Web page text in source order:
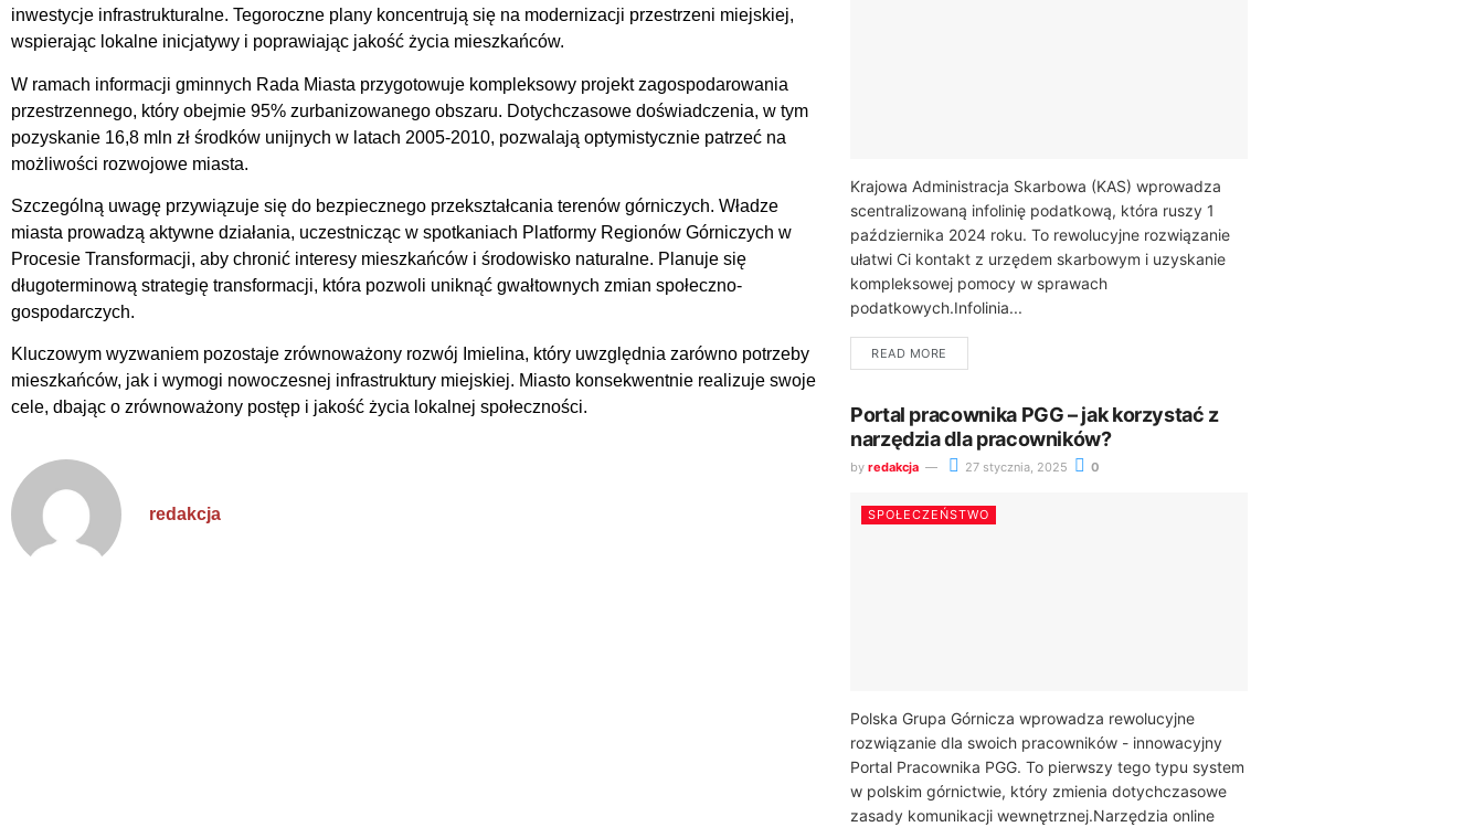
inwestycje infrastrukturalne. Tegoroczne plany koncentrują się na modernizacji przestrzeni miejskiej,
wspierając lokalne inicjatywy i poprawiając jakość życia mieszkańców.
W ramach informacji gminnych Rada Miasta przygotowuje kompleksowy projekt zagospodarowania
przestrzennego, który obejmie 95% zurbanizowanego obszaru. Dotychczasowe doświadczenia, w tym
pozyskanie 16,8 mln zł środków unijnych w latach 2005-2010, pozwalają optymistycznie patrzeć na
możliwości rozwojowe miasta.
Szczególną uwagę przywiązuje się do bezpiecznego przekształcania terenów górniczych. Władze
miasta prowadzą aktywne działania, uczestnicząc w spotkaniach Platformy Regionów Górniczych w
Procesie Transformacji, aby chronić interesy mieszkańców i środowisko naturalne. Planuje się
długoterminową strategię transformacji, która pozwoli uniknąć gwałtownych zmian społeczno-
gospodarczych.
Kluczowym wyzwaniem pozostaje zrównoważony rozwój Imielina, który uwzględnia zarówno potrzeby
mieszkańców, jak i wymogi nowoczesnej infrastruktury miejskiej. Miasto konsekwentnie realizuje swoje
cele, dbając o zrównoważony postęp i jakość życia lokalnej społeczności.
redakcja
Krajowa Administracja Skarbowa (KAS) wprowadza
scentralizowaną infolinię podatkową, która ruszy 1
października 2024 roku. To rewolucyjne rozwiązanie
ułatwi Ci kontakt z urzędem skarbowym i uzyskanie
kompleksowej pomocy w sprawach
podatkowych.Infolinia...
READ MORE
Portal pracownika PGG – jak korzystać z
narzędzia dla pracowników?
by redakcja 27 stycznia, 2025 0
SPOŁECZEŃSTWO
Polska Grupa Górnicza wprowadza rewolucyjne
rozwiązanie dla swoich pracowników - innowacyjny
Portal Pracownika PGG. To pierwszy tego typu system
w polskim górnictwie, który zmienia dotychczasowe
zasady komunikacji wewnętrznej.Narzędzia online